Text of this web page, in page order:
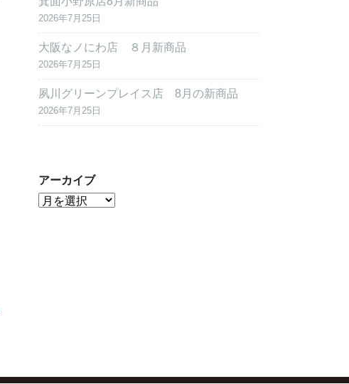
2026年7月25日
大阪なノにわ店 ８月新商品
2026年7月25日
夙川グリーンプレイス店 8月の新商品
2026年7月25日
アーカイブ